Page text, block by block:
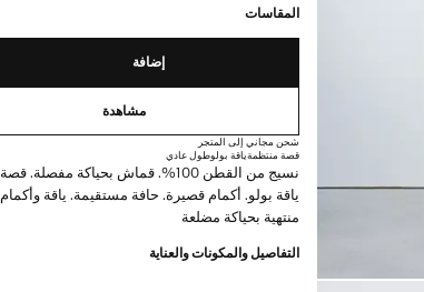
المقاسات
إضافة
مشاهدة
شحن مجاني إلى المتجر
قصة منتظمةياقة بولوطول عادي
نسيج من القطن 100%. قماش بحياكة مفصلة.
ياقة بولو. أكمام قصيرة. حافة مستقيمة. ياقة
منتهية بحياكة مضلعة
التفاصيل والمكونات والعناية